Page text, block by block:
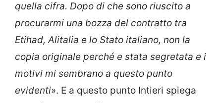
quella cifra. Dopo di che sono riuscito a
procurarmi una bozza del contratto tra
Etihad, Alitalia e lo Stato italiano, non la
copia originale perché e stata segretata e i
motivi mi sembrano a questo punto
evidenti». E a questo punto Intieri spiega